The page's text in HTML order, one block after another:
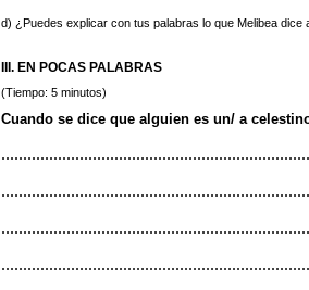
d) ¿Puedes explicar con tus palabras lo que Melibea dice
III. EN POCAS PALABRAS
(Tiempo: 5 minutos)
Cuando se dice que alguien es un/ a